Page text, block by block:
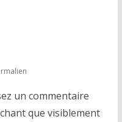
un commentaire
que visiblement